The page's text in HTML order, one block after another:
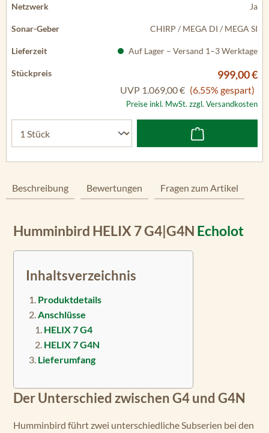
Ja
CHIRP / MEGA DI / MEGA SI
Auf Lager – Versand 1–3 Werktage
999,00 €
UVP 1.069,00 € (6.55% gespart)
Preise inkl. MwSt. zzgl. Versandkosten
Beschreibung Bewertungen Fragen zum Artikel
Humminbird HELIX 7 G4|G4N Echolot
Inhaltsverzeichnis
Produktdetails
Anschlüsse
HELIX 7 G4
HELIX 7 G4N
Lieferumfang
Der Unterschied zwischen G4 und G4N
Humminbird führt zwei unterschiedliche Subserien bei den